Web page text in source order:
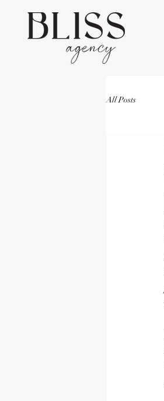
All Posts